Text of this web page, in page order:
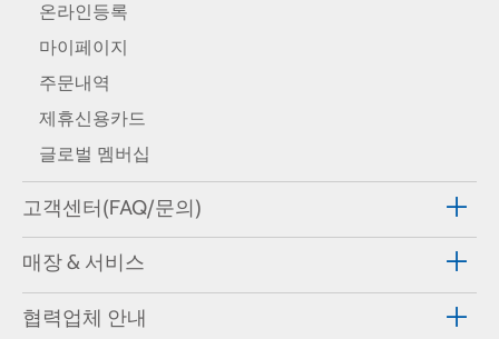
온라인등록
마이페이지
주문내역
제휴신용카드
글로벌 멤버십
고객센터(FAQ/문의)
매장 & 서비스
협력업체 안내